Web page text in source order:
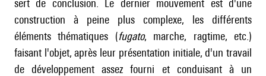
sert de conclusion. Le dernier mouvement est d'une
construction à peine plus complexe, les différents
éléments thématiques (fugato, marche, ragtime, etc.)
faisant l'objet, après leur présentation initiale, d'un travail
de développement assez fourni et conduisant à un